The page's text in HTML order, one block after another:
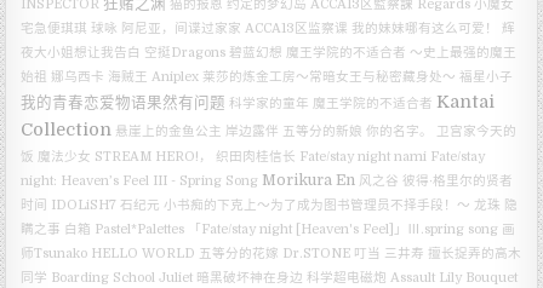
INSPECTOR 狂赌之渊 猫的报恩 约定的梦幻岛 ACCA13区監察課 Regards 小魔女
宅急便琪琪 球咏 阿尼亚，间谍过家家 ACCA13区监察课 我的妹妹哪有这么可爱！
辉
夜大小姐想让我告白 空挺Dragons 碧蓝幻想 魔王学院的不适合者 ～史上最强的魔王
始祖 娜乌西卡 海贼王 Aniplex 莱莎的炼金工房～常暗女王与秘密藏身处～ 福星小子
我的青春恋爱物语果然有问题 科学家的童年 魔王学院的不适合者 Kantai
Collection 悬崖上的金鱼公主 岸边露伴 五等分的新娘 你的名字。
卫宫家今天的
饭 魔法少女 STREAM HERO!， 织田肉桂信长 Fate/stay night nami Fate/stay
night: Heaven’s Feel III - Spring Song Morikura En 风之谷 彼得·格里尔的贤者
时间 IDOLiSH7 石纪元 小书痴的下克上～为了成为图书管理员不择手段！～ 龙珠 隐
瞒之事 白箱 Pastel*Palettes 「Fate/stay night [Heaven's Feel]」Ⅲ.spring song 画
师Tsunako HELLO WORLD 五等分的花嫁 Dr.STONE 叮当 三井寿 擅长捉弄的高木
同学 Boarding School Juliet 暗黑破坏神在身边 科学超电磁炮 Assault Lily Bouquet